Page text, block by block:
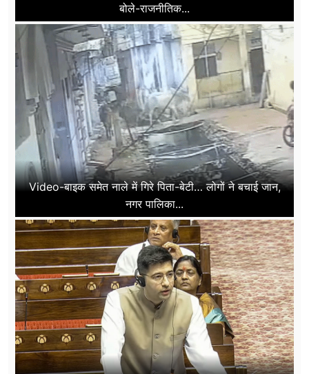
बोले-राजनीतिक...
Video-बाइक समेत नाले में गिरे पिता-बेटी… लोगों ने बचाई जान,
नगर पालिका...